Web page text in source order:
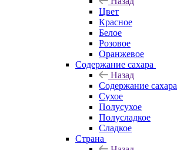
Цвет
Красное
Белое
Розовое
Оранжевое
Содержание сахара
Назад
Содержание сахара
Сухое
Полусухое
Полусладкое
Сладкое
Страна